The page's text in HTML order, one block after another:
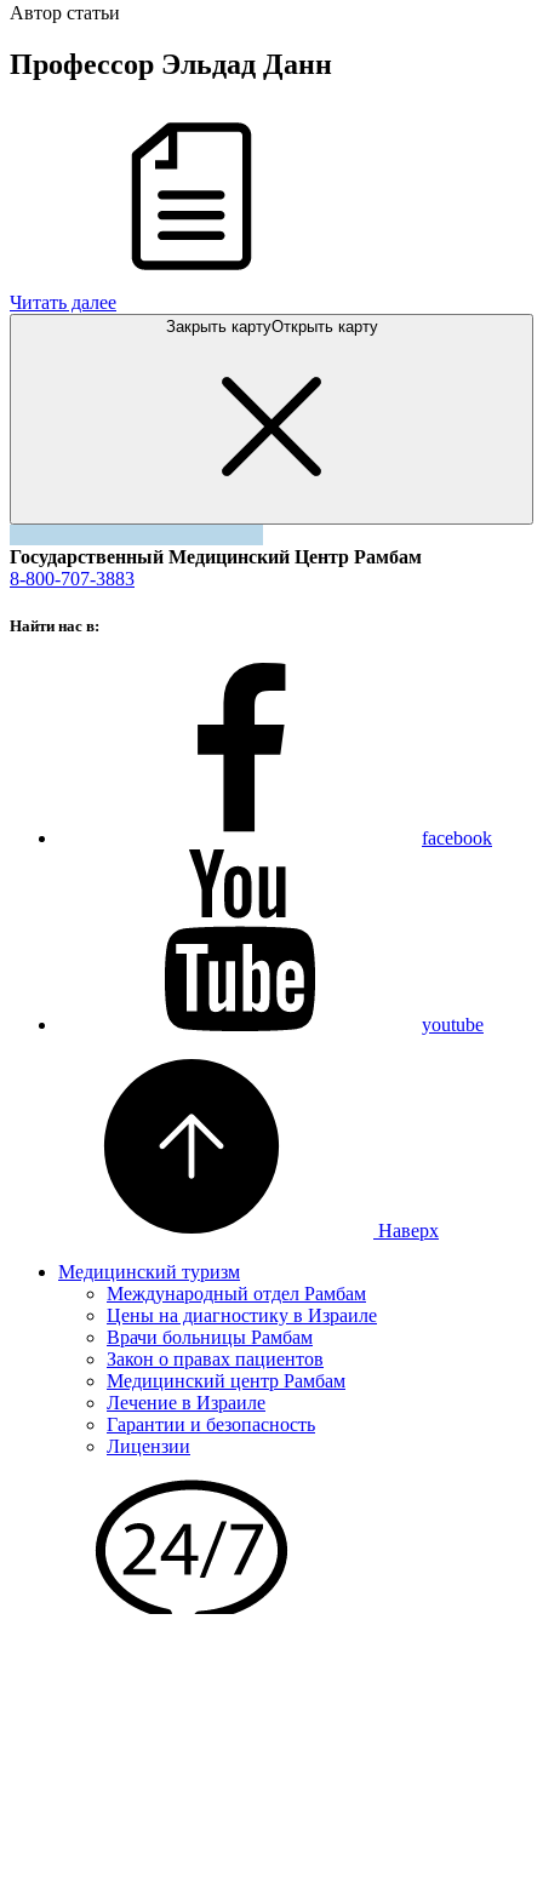
Автор статьи
Профессор Эльдад Данн
Читать далее
Закрыть картуОткрыть карту
Государственный Медицинский Центр Рамбам
8-800-707-3883
Найти нас в:
facebook
youtube
Наверх
Медицинский туризм
Международный отдел Рамбам
Цены на диагностику в Израиле
Врачи больницы Рамбам
Закон о правах пациентов
Медицинский центр Рамбам
Лечение в Израиле
Гарантии и безопасность
Лицензии